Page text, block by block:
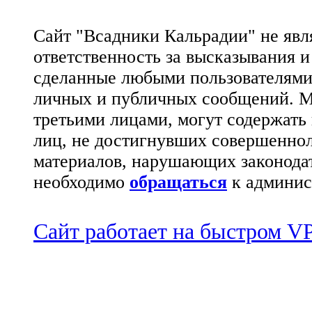
Сайт "Всадники Кальрадии" не
ответственность за
сделанные любыми
личных и публичных сообщений.
третьими лицами, могут
лиц, не достигнувших
материалов, нарушающих
необходимо обращаться к
Сайт работает на быстром